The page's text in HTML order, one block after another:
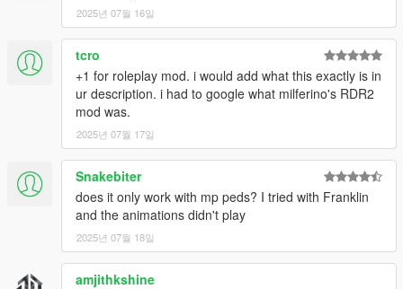
2025년 07월 16일
tcro
+1 for roleplay mod. i would add what this exactly is in
ur description. i had to google what milferino's RDR2
mod was.
2025년 07월 17일
Snakebiter
does it only work with mp peds? I tried with Franklin
and the animations didn't play
2025년 07월 18일
amjithkshine